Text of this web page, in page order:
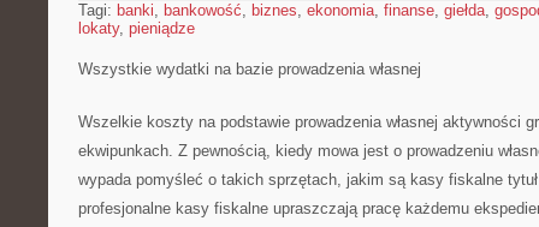
Tagi: banki, bankowość, biznes, ekonomia, finanse, giełda,
lokaty, pieniądze
Wszystkie wydatki na bazie prowadzenia własnej
Wszelkie koszty na podstawie prowadzenia własnej aktywności
ekwipunkach. Z pewnością, kiedy mowa jest o prowadzeniu
wypada pomyśleć o takich sprzętach, jakim są kasy fiskalne
profesjonalne kasy fiskalne upraszczają pracę każdemu